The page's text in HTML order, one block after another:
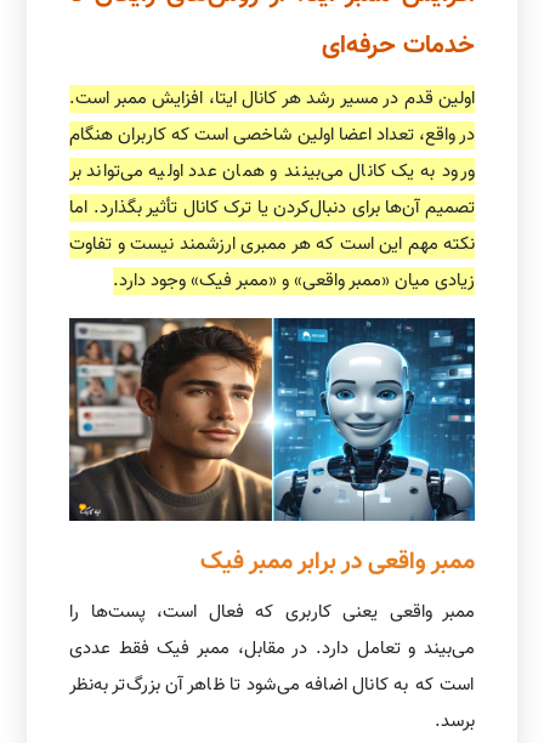
خدمات حرفه‌ای
اولین قدم در مسیر رشد هر کانال ایتا، افزایش ممبر است.
در واقع، تعداد اعضا اولین شاخصی است که کاربران هنگام
ورود به یک کانال می‌بینند و همان عدد اولیه می‌تواند بر
تصمیم آن‌ها برای دنبال‌کردن یا ترک کانال تأثیر بگذارد. اما
نکته مهم این است که هر ممبری ارزشمند نیست و تفاوت
زیادی میان «ممبر واقعی» و «ممبر فیک» وجود دارد.
ممبر واقعی در برابر ممبر فیک
ممبر واقعی یعنی کاربری که فعال است، پست‌ها را
می‌بیند و تعامل دارد. در مقابل، ممبر فیک فقط عددی
است که به کانال اضافه می‌شود تا ظاهر آن بزرگ‌تر به‌نظر
برسد.